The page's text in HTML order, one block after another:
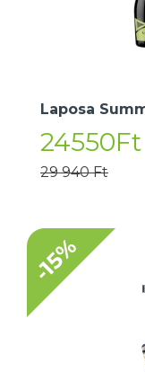
Laposa
24550Ft
29 940 Ft
-15%